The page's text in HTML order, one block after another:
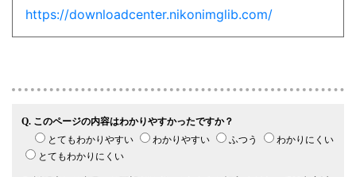
https://downloadcenter.nikonimglib.com/